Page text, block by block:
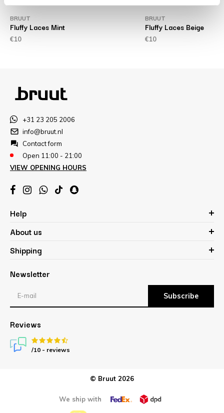
BRUUT
Fluffy Laces Mint
€10
BRUUT
Fluffy Laces Beige
€10
+31 23 205 2006
info@bruut.nl
Contact form
Open 11:00 - 21:00
VIEW OPENING HOURS
Help
About us
Shipping
Newsletter
Subscribe
Reviews
/10 - reviews
© Bruut 2026
We ship with